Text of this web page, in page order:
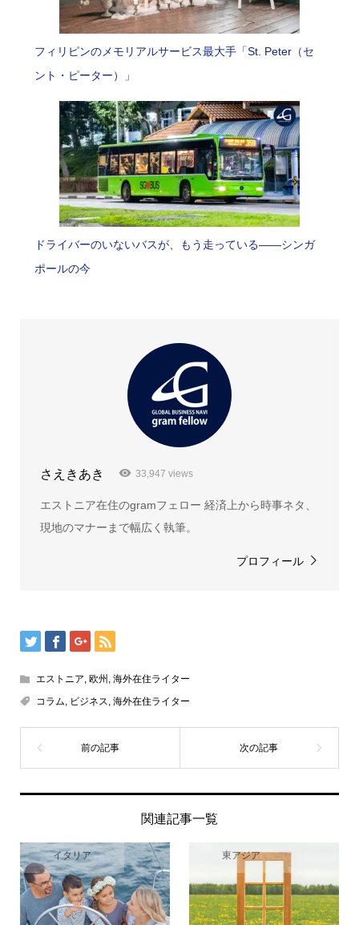
フィリピンのメモリアルサービス最大手「St. Peter（セ
ント・ピーター）」
ドライバーのいないバスが、もう走っている――シンガ
ポールの今
さえきあき 33,947 views
エストニア在住のgramフェロー 経済上から時事ネタ、
現地のマナーまで幅広く執筆。
プロフィール
エストニア 欧州 海外在住ライター
コラム
ビジネス 海外在住ライター
関連記事一覧
イタリア 東アジア